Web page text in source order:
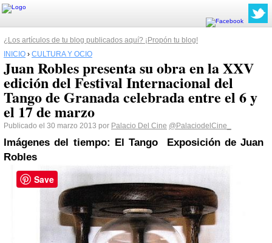
¿Los artículos de tu blog publicados aquí? ¡Propón tu blog!
INICIO › CULTURA Y OCIO
Juan Robles presenta su obra en la XXV
edición del Festival Internacional del
Tango de Granada celebrada entre el 6 y
el 17 de marzo
Publicado el 30 marzo 2013 por Palacio Del Cine @PalaciodelCine_
Imágenes del tiempo: El Tango
Exposición de Juan
Robles
Save